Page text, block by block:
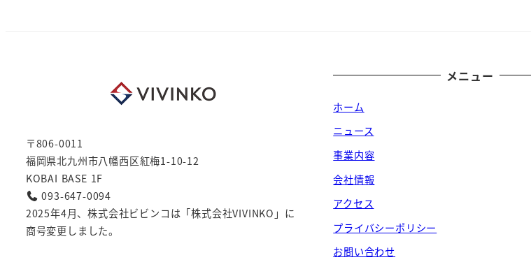
〒806-0011
福岡県北九州市八幡西区紅梅1-10-12
KOBAI BASE 1F
093-647-0094
2025年4月、株式会社ビビンコは「株式会社VIVINKO」に
商号変更しました。
メニュー
ホーム
ニュース
事業内容
会社情報
アクセス
プライバシーポリシー
お問い合わせ